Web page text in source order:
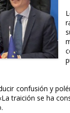
confusión y
traición se ha